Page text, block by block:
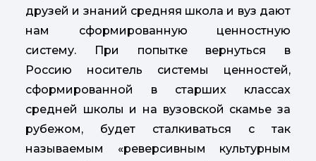
друзей и знаний средняя школа и вуз дают
нам сформированную ценностную
систему. При попытке вернуться в
Россию носитель системы ценностей,
сформированной в старших классах
средней школы и на вузовской скамье за
рубежом, будет сталкиваться с так
называемым «реверсивным культурным